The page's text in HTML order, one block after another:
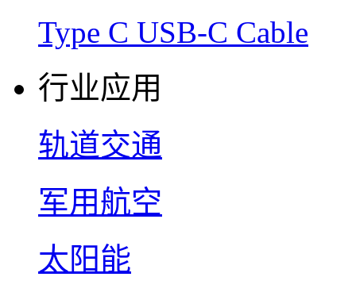
Type C USB-C Cable
行业应用
轨道交通
军用航空
太阳能